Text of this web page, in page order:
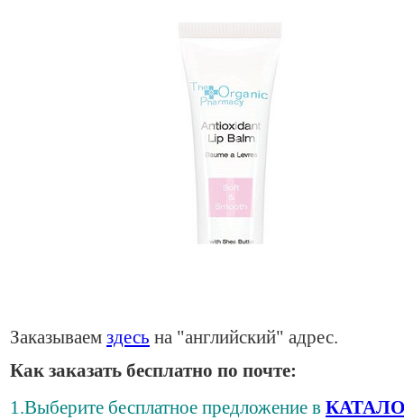
Заказываем здесь на "английский" адрес.
Как заказать бесплатно по почте:
1.Выберите бесплатное предложение в